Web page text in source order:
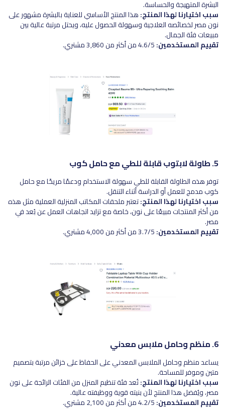
البشرة المتهيجة والحساسة.
سبب اختيارنا لهذا المنتج:هذا المنتج الأساسي للعناية بالبشرة مشهور على
نون مصر لخصائصه العلاجية وسهولة الحصول عليه، ويحتل مرتبة عالية بين
مبيعات فئة الجمال.
تقييم المستخدمين:
5. طاولة لابتوب قابلة للطي مع حامل كوب
توفر هذه الطاولة القابلة للطي سهولة الاستخدام ودعمًا مريحًا مع حامل
كوب مدمج للعمل أو الدراسة أثناء التنقل.
سبب اختيارنا لهذا المنتج:تعتبر ملحقات المكاتب المنزلية العملية مثل هذه
من أكثر المنتجات مبيعًا على نون، خاصة مع تزايد اتجاهات العمل عن بُعد في
مصر.
تقييم المستخدمين:
6. منظم وحامل ملابس معدني
يساعد منظم وحامل الملابس المعدني على الحفاظ على خزائن مرتبة بتصميم
متين وموفر للمساحة.
سبب اختيارنا لهذا المنتج:تُعد فئة تنظيم المنزل من الفئات الرائجة على نون
مصر، ويُفضل هذا المنتج لأن بنيته قوية ووظيفته عالية.
تقييم المستخدمين: